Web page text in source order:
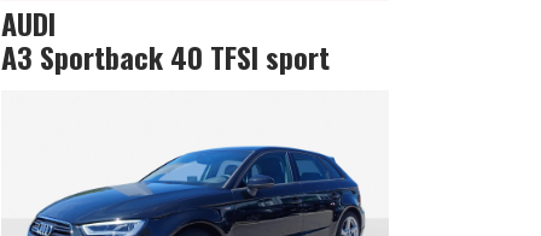
AUDI
A3 Sportback 40 TFSI sport